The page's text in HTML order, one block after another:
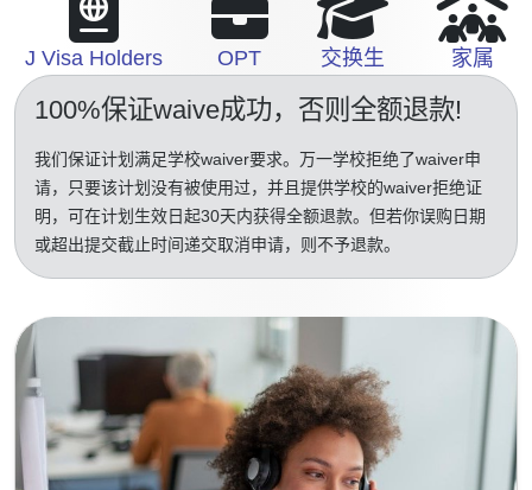
J Visa Holders OPT 交换生 家属
100%保证waive成功，否则全额退款!
我们保证计划满足学校waiver要求。万一学校拒绝了waiver申
请，只要该计划没有被使用过，并且提供学校的waiver拒绝证
明，可在计划生效日起30天内获得全额退款。但若你误购日期
或超出提交截止时间递交取消申请，则不予退款。